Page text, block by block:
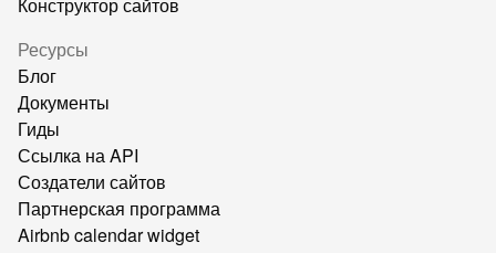
Ресурсы
Блог
Документы
Гиды
Ссылка на API
Создатели сайтов
Партнерская программа
Airbnb calendar widget